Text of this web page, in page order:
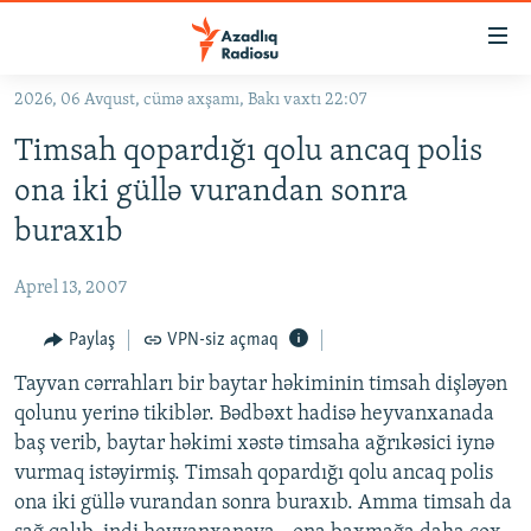
Əsas
qayıt
Əsas
naviqasiyaya
qayıt
keç
KORRUPSIOMETR
FƏRQƏ BAX
QANUNI DOĞRU
ARAŞDIRMA
MULTIMEDIA
VIDEO
FOTOQALEREYA
RADIO ARXIV
OXU ZALI
HAQQIMIZDA
2026, 06 Avqust, cümə axşamı, Bakı vaxtı 22:07
Timsah qopardığı qolu ancaq polis
ona iki güllə vurandan sonra
buraxıb
Aprel 13, 2007
Paylaş VPN-siz açmaq
Tayvan cərrahları bir baytar həkiminin timsah dişləyən
qolunu yerinə tikiblər. Bədbəxt hadisə heyvanxanada
baş verib, baytar həkimi xəstə timsaha ağrıkəsici iynə
vurmaq istəyirmiş. Timsah qopardığı qolu ancaq polis
ona iki güllə vurandan sonra buraxıb. Amma timsah da